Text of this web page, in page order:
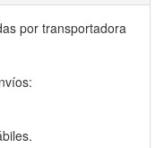
por transportadora